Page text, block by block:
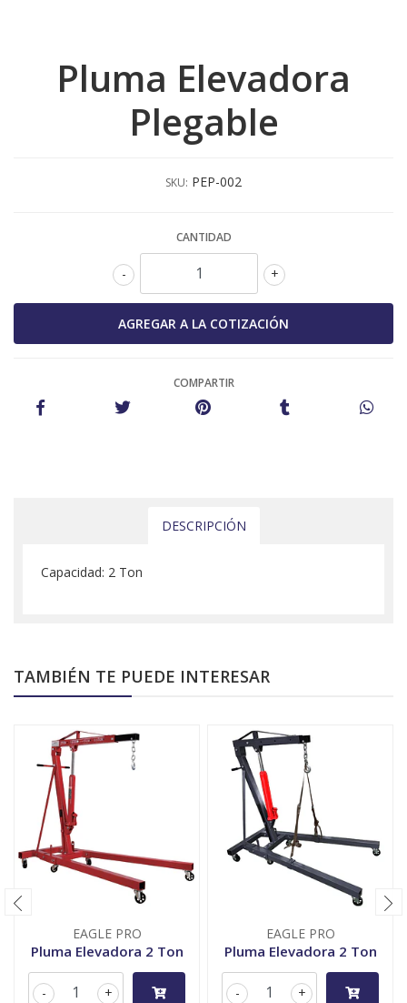
Pluma Elevadora
Plegable
SKU: PEP-002
CANTIDAD
+
-
COMPARTIR
DESCRIPCIÓN
Capacidad: 2 Ton
TAMBIÉN TE PUEDE INTERESAR
EAGLE PRO
Pluma Elevadora 2 Ton
+
-
EAGLE PRO
Pluma Elevadora 2 Ton
+
-